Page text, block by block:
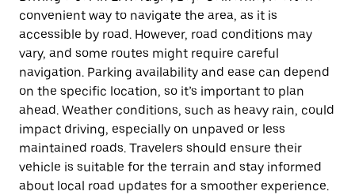
convenient way to navigate the area, as it is
accessible by road. However, road conditions may
vary, and some routes might require careful
navigation. Parking availability and ease can depend
on the specific location, so it’s important to plan
ahead. Weather conditions, such as heavy rain, could
impact driving, especially on unpaved or less
maintained roads. Travelers should ensure their
vehicle is suitable for the terrain and stay informed
about local road updates for a smoother experience.